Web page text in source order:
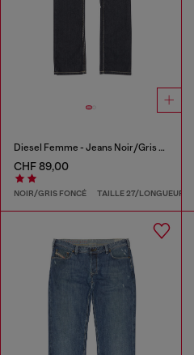
Diesel Femme - Jeans Noir/Gris foncé
CHF 89,00
NOIR/GRIS FONCÉ TAILLE 27/LONGUEUR 32